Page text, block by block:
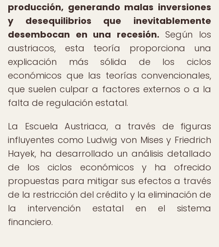
producción, generando malas inversiones
y desequilibrios que inevitablemente
desembocan en una recesión. Según los
austriacos, esta teoría proporciona una
explicación más sólida de los ciclos
económicos que las teorías convencionales,
que suelen culpar a factores externos o a la
falta de regulación estatal.
La Escuela Austriaca, a través de figuras
influyentes como Ludwig von Mises y Friedrich
Hayek, ha desarrollado un análisis detallado
de los ciclos económicos y ha ofrecido
propuestas para mitigar sus efectos a través
de la restricción del crédito y la eliminación de
la intervención estatal en el sistema
financiero.